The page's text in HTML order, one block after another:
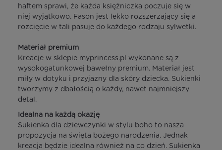
haftem sprawi, że każda księżniczka poczuje się w
niej wyjątkowo. Fason jest lekko rozszerzający się a
rozcięcie w tali pasuje do każdego rodzaju sylwetki.
Materiał premium
Kreacje w sklepie myprincess.pl wykonane są z
wysokogatunkowej bawełny premium. Materiał jest
miły w dotyku i przyjazny dla skóry dziecka. Sukienki
tworzymy z dbałością o każdy, nawet najmniejszy
detal.
Idealna na każdą okazję
Sukienka dla dziewczynki w stylu boho to nasza
propozycja na święta bożego narodzenia. Jednak
kreacja będzie idealna również na co dzień. Sukienka